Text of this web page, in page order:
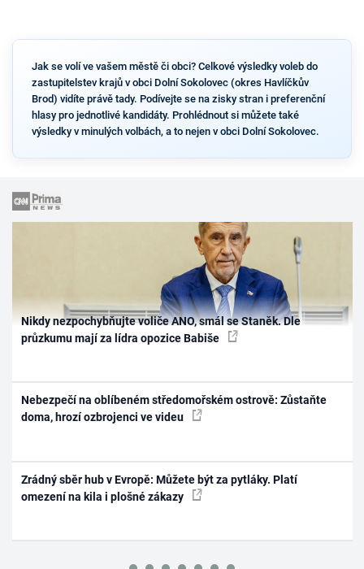
Jak se volí ve vašem městě či obci? Celkové výsledky voleb do
zastupitelstev krajů v obci Dolní Sokolovec (okres Havlíčkův
Brod) vidíte právě tady. Podívejte se na zisky stran i preferenční
hlasy pro jednotlivé kandidáty. Prohlédnout si můžete také
výsledky v minulých volbách, a to nejen v obci Dolní Sokolovec.
Nikdy nezpochybňujte voliče ANO, smál se Staněk. Dle
průzkumu mají za lídra opozice Babiše
Nebezpečí na oblíbeném středomořském ostrově: Zůstaňte
doma, hrozí ozbrojenci ve videu
Zrádný sběr hub v Evropě: Můžete být za pytláky. Platí
omezení na kila i plošné zákazy